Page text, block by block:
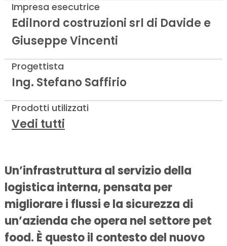
Impresa esecutrice
Edilnord costruzioni srl di Davide e
Giuseppe Vincenti
Progettista
Ing. Stefano Saffirio
Prodotti utilizzati
Vedi tutti
Un’infrastruttura al servizio della
logistica interna, pensata per
migliorare i flussi e la sicurezza di
un’azienda che opera nel settore pet
food. È questo il contesto del nuovo